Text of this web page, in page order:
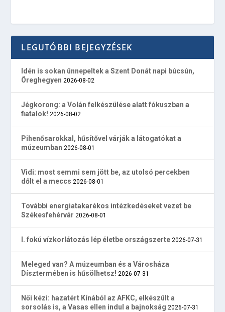
LEGUTÓBBI BEJEGYZÉSEK
Idén is sokan ünnepeltek a Szent Donát napi búcsún,
Öreghegyen 2026-08-02
Jégkorong: a Volán felkészülése alatt fókuszban a
fiatalok! 2026-08-02
Pihenősarokkal, hűsítővel várják a látogatókat a
múzeumban 2026-08-01
Vidi: most semmi sem jött be, az utolsó percekben
dőlt el a meccs 2026-08-01
További energiatakarékos intézkedéseket vezet be
Székesfehérvár 2026-08-01
I. fokú vízkorlátozás lép életbe országszerte 2026-07-31
Meleged van? A múzeumban és a Városháza
Dísztermében is hűsölhetsz! 2026-07-31
Női kézi: hazatért Kínából az AFKC, elkészült a
sorsolás is, a Vasas ellen indul a bajnokság 2026-07-31